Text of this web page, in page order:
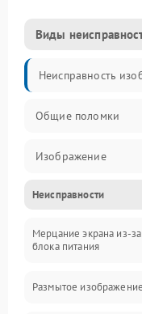
Виды
Неисправность
Общие поломки
Изображение
Лампа подсветки
Неисправность
Неисправности
Мерцание экрана из-за
блока питания
Размытое изображение